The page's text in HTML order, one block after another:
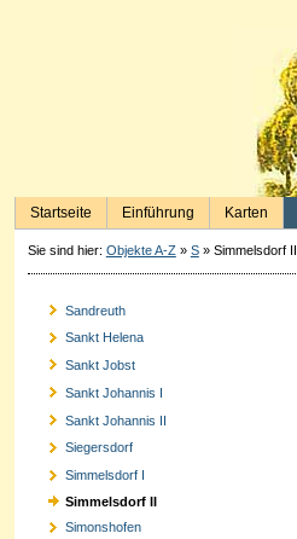
Startseite Einführung Karten
Sie sind hier: Objekte A-Z» S» Simmelsdorf II
Sandreuth
Sankt Helena
Sankt Jobst
Sankt Johannis I
Sankt Johannis II
Siegersdorf
Simmelsdorf I
Simmelsdorf II
Simonshofen